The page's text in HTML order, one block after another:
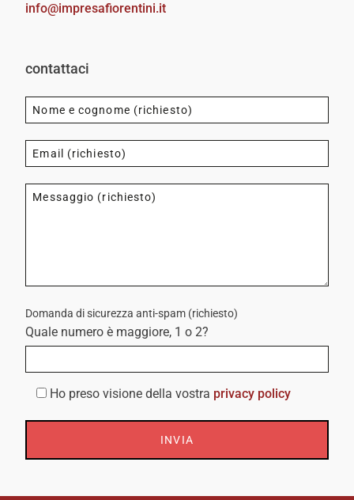
info@impresafiorentini.it
contattaci
Domanda di sicurezza anti-spam (richiesto)
Quale numero è maggiore, 1 o 2?
Ho preso visione della vostra privacy policy